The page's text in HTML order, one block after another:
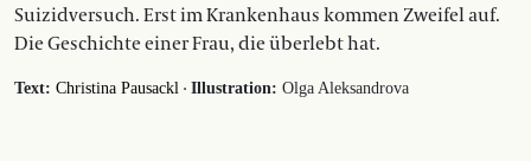
Suizidversuch. Erst im Krankenhaus kommen Zweifel auf.
Die Geschichte einer Frau, die überlebt hat.
Text: Christina Pausackl · Illustration: Olga Aleksandrova